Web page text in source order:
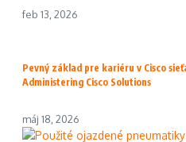
feb 13, 2026
Pevný základ pre kariéru v Cisco
Administering Cisco Solutions
máj 18, 2026